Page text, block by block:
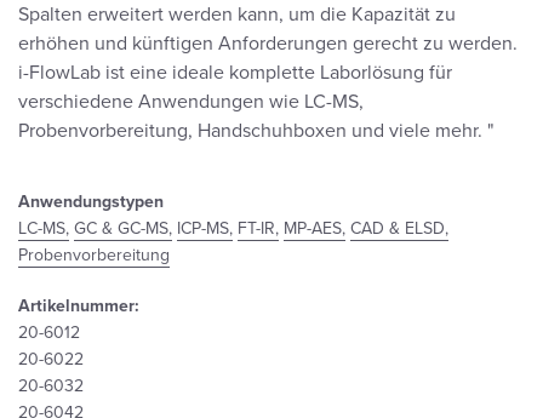
Anwendungstypen
LC-MS, GC & GC-MS, ICP-MS, FT-IR, MP-AES, CAD & ELSD,
Probenvorbereitung
Artikelnummer:
20-6012
20-6022
20-6032
20-6042
Spalten erweitert werden kann, um die Kapazität zu
erhöhen und künftigen Anforderungen gerecht zu werden.
i-FlowLab ist eine ideale komplette Laborlösung für
verschiedene Anwendungen wie LC-MS,
Probenvorbereitung, Handschuhboxen und viele mehr. "